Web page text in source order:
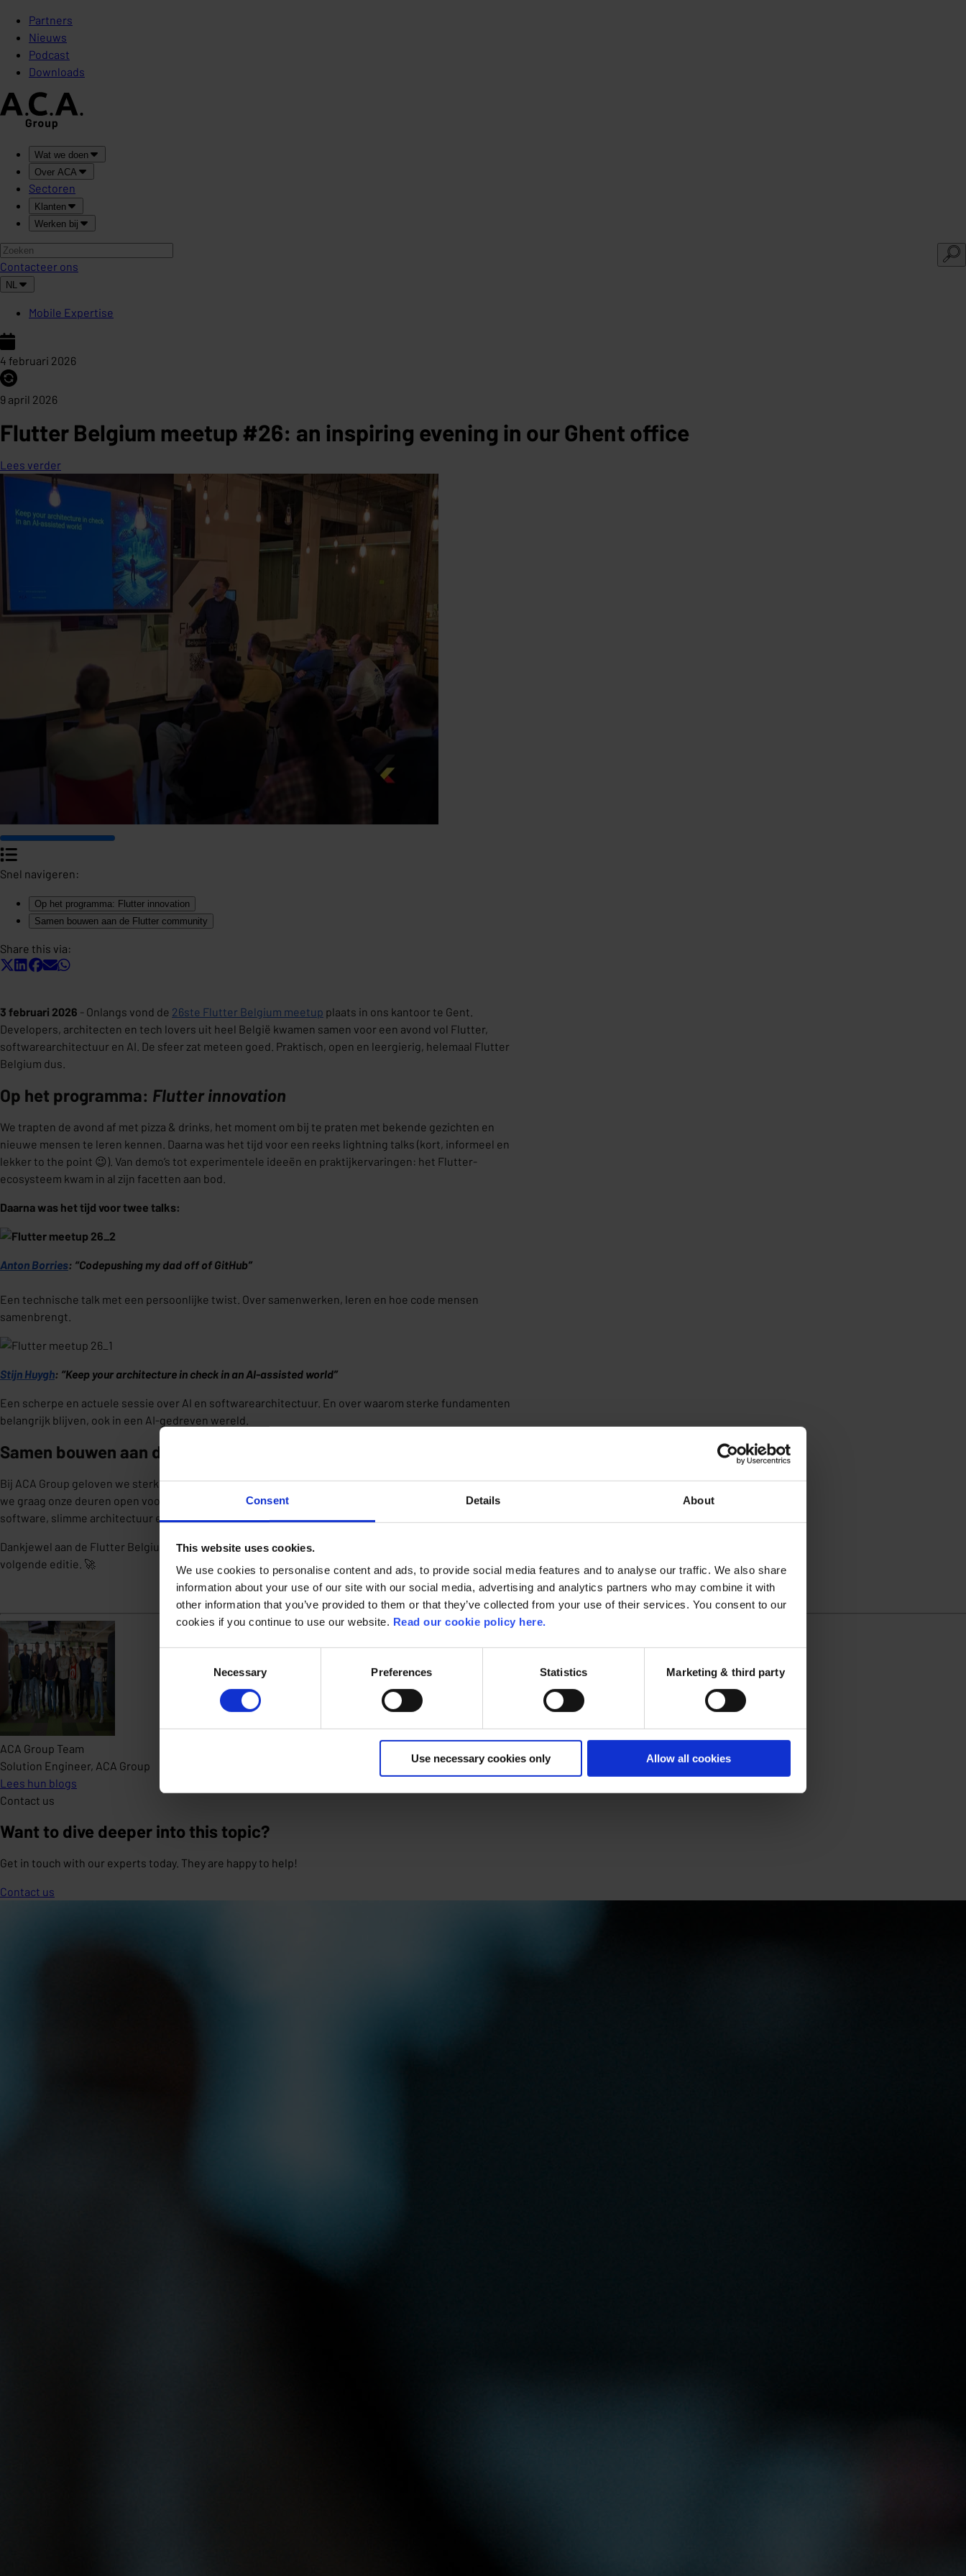
Consent Details About
This website uses cookies.
We use cookies to personalise content and ads, to provide social media features and to analyse our traffic. We also share
information about your use of our site with our social media, advertising and analytics partners who may combine it with
other information that you’ve provided to them or that they’ve collected from your use of their services. You consent to our
cookies if you continue to use our website. Read our cookie policy here.
Necessary Preferences Statistics Marketing & third party
Use necessary cookies only Allow all cookies
Partners
Nieuws
Podcast
Downloads
Wat we doen
Over ACA
Sectoren
Klanten
Werken bij
Contacteer ons
NL
Mobile Expertise
4 februari 2026
9 april 2026
Flutter Belgium meetup #26: an inspiring evening in our Ghent office
Lees verder
Snel navigeren:
Op het programma: Flutter innovation
Samen bouwen aan de Flutter community
Share this via:
3 februari 2026 - Onlangs vond de 26ste Flutter Belgium meetup plaats in ons kantoor te Gent.
Developers, architecten en tech lovers uit heel België kwamen samen voor een avond vol Flutter,
softwarearchitectuur en AI. De sfeer zat meteen goed. Praktisch, open en leergierig, helemaal Flutter
Belgium dus.
Op het programma: Flutter innovation
We trapten de avond af met pizza & drinks, het moment om bij te praten met bekende gezichten en
nieuwe mensen te leren kennen. Daarna was het tijd voor een reeks lightning talks (kort, informeel en
lekker to the point 😉). Van demo’s tot experimentele ideeën en praktijkervaringen: het Flutter-
ecosysteem kwam in al zijn facetten aan bod.
Daarna was het tijd voor twee talks:
Anton Borries: “Codepushing my dad off of GitHub”
Een technische talk met een persoonlijke twist. Over samenwerken, leren en hoe code mensen
samenbrengt.
Stijn Huygh: “Keep your architecture in check in an AI-assisted world”
Een scherpe en actuele sessie over AI en softwarearchitectuur. En over waarom sterke fundamenten
belangrijk blijven, ook in een AI-gedreven wereld.
Samen bouwen aan de Flutter community
Bij ACA Group geloven we sterk in het bouwen en ondersteunen van tech communities. Daarom zetten
we graag onze deuren open voor deze meetups. Ze passen perfect bij onze missie: groeien door sterke
software, slimme architectuur en continu leren.
Dankjewel aan de Flutter Belgium community, de sprekers en iedereen die erbij was in Gent! Op naar de
volgende editie. 🚀
ACA Group Team
Solution Engineer, ACA Group
Lees hun blogs
Contact us
Want to dive deeper into this topic?
Get in touch with our experts today. They are happy to help!
Contact us